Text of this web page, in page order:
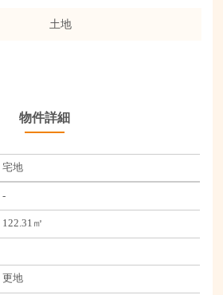
土地
物件詳細
宅地
-
122.31㎡
更地